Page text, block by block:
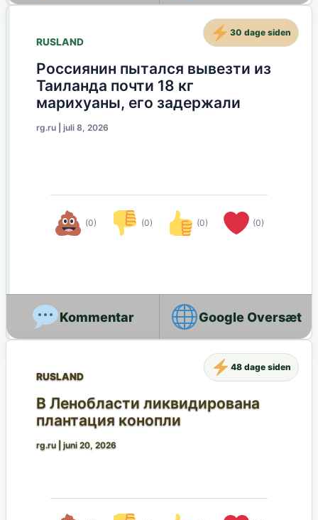
RUSLAND
Россиянин пытался вывезти из
Таиланда почти 18 кг
марихуаны, его задержали
rg.ru juli 8, 2026
(0) (0) (0) (0)
30 dage siden
Google Oversæt
RUSLAND
В Ленобласти ликвидирована
плантация конопли
rg.ru juni 20, 2026
48 dage siden